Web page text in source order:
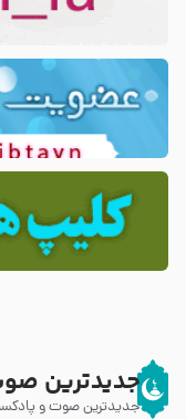
جدیدترین
جدیدترین صوت و